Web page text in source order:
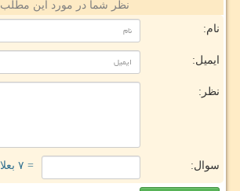
نظر شما در مورد این مطلب
نام:
ایمیل:
نظر:
سوال: = ۷ بعلاوه ۱